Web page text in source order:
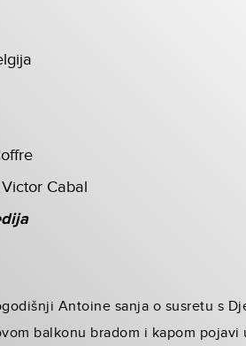
Cabal
Antoine sanja o susretu s
balkonu bradom i kapom